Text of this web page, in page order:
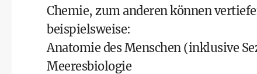
Chemie, zum anderen können
beispielsweise:
Anatomie des Menschen (inklusive
Meeresbiologie